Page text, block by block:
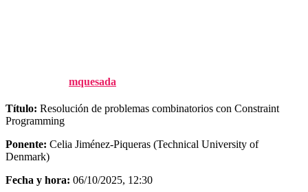
mquesada
Título: Resolución de problemas combinatorios con Constraint
Programming
Ponente: Celia Jiménez-Piqueras (Technical University of
Denmark)
Fecha y hora: 06/10/2025, 12:30